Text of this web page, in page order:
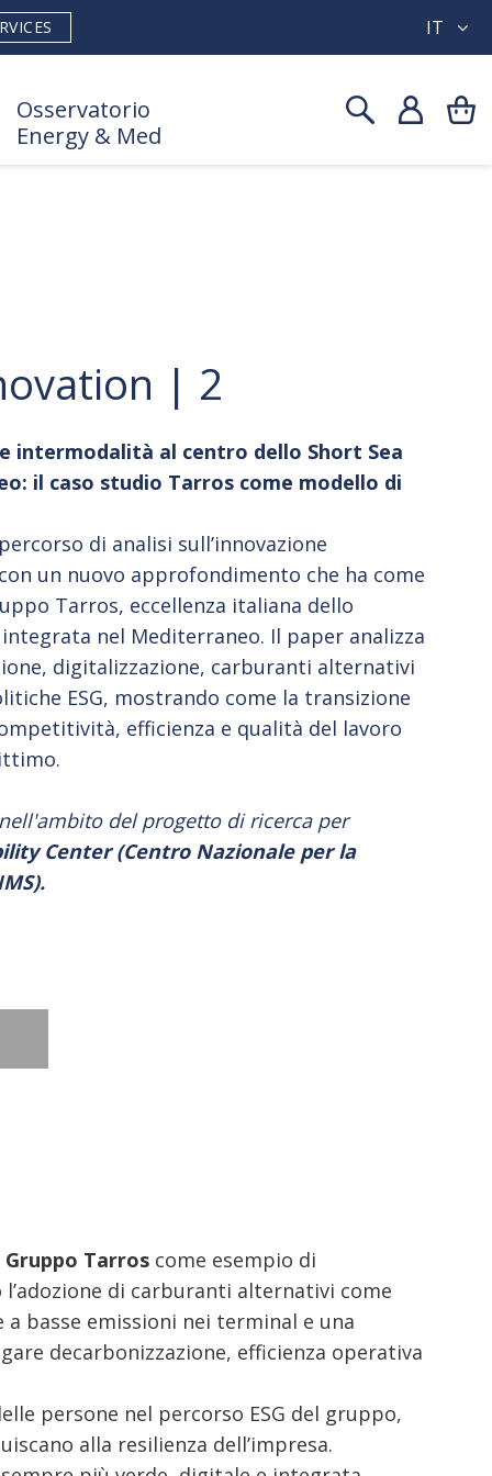
IT
Osservatorio
Energy & Med
| 2
intermodalità al centro dello Short Sea
il caso studio Tarros come modello di
di analisi sull’innovazione
un nuovo approfondimento che ha come
Tarros, eccellenza italiana dello
nel Mediterraneo. Il paper analizza
digitalizzazione, carburanti alternativi
ESG, mostrando come la transizione
efficienza e qualità del lavoro
del progetto di ricerca per
Center (Centro Nazionale per la
Gruppo Tarroscome esempio di
di carburanti alternativi come
basse emissioni nei terminal e una
decarbonizzazione, efficienza operativa
persone nel percorso ESG del gruppo,
alla resilienza dell’impresa.